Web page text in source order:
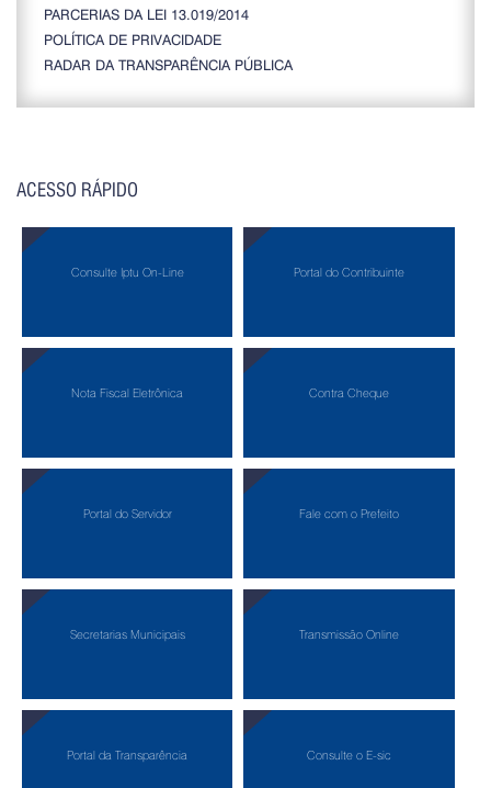
PARCERIAS DA LEI 13.019/2014
POLÍTICA DE PRIVACIDADE
RADAR DA TRANSPARÊNCIA PÚBLICA
ACESSO RÁPIDO
Consulte Iptu On-Line Portal do Contribuinte
Nota Fiscal Eletrônica Contra Cheque
Portal do Servidor Fale com o Prefeito
Secretarias Municipais Transmissão Online
Portal da Transparência Consulte o E-sic